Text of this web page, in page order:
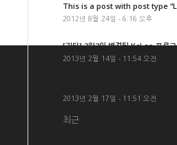
This is a post with post type
2012년 8월 24일 - 6:16 오후
[기타] 2월2일 변경된 KcLep 프로
2013년 2월 14일 - 11:54 오전
2013년 2월 17일 - 11:51 오전
최근